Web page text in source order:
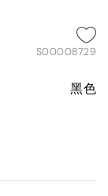
S00008729
黑色